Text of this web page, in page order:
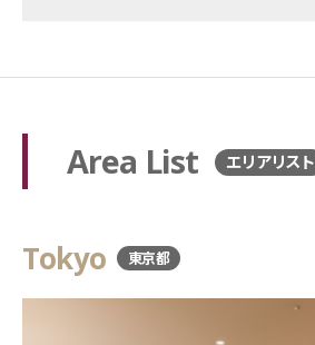
Area List エリアリスト
Tokyo 東京都